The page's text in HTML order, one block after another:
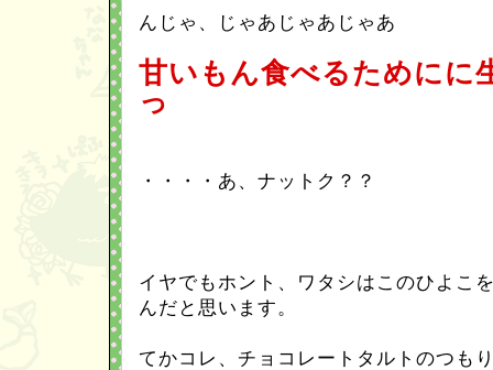
んじゃ、じゃあじゃあじゃあ
甘いもん食べるためにに
っ
・・・・あ、ナットク？？
イヤでもホント、ワタシはこのひよこ
んだと思います。
てかコレ、チョコレートタルトのつも